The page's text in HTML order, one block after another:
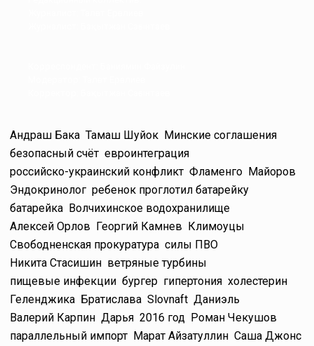
Андраш Бака Тамаш Шуйок Минские соглашения
безопасный счёт евроинтеграция
российско-украинский конфликт Фламенго Майоров
Эндокринолог ребенок проглотил батарейку
батарейка Волчихинское водохранилище
Алексей Орлов Георгий Камнев Климоуцы
Свободненская прокуратура силы ПВО
Никита Стасишин ветряные турбины
пищевые инфекции бургер гипертония холестерин
Геленджика Братислава Slovnaft Даниэль
Валерий Карпин Дарья 2016 год Роман Чекушов
параллельный импорт Марат Айзатуллин Саша Джонс